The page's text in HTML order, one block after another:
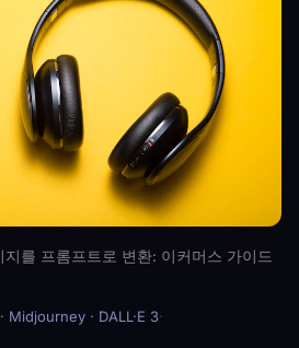
를 프롬프트로 변환: 이커머스 가이드
Midjourney · DALL·E 3·